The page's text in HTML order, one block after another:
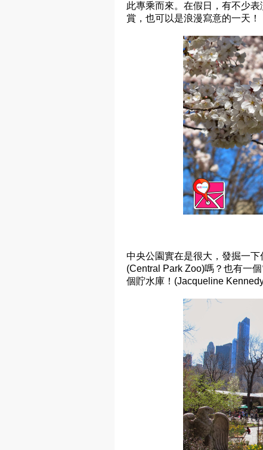
此專乘而來。在假日，有不少
賞，也可以是浪漫寫意的一天！
中央公園實在是很大，發掘一
(Central Park Zoo)嗎？也有一
個貯水庫！(Jacqueline